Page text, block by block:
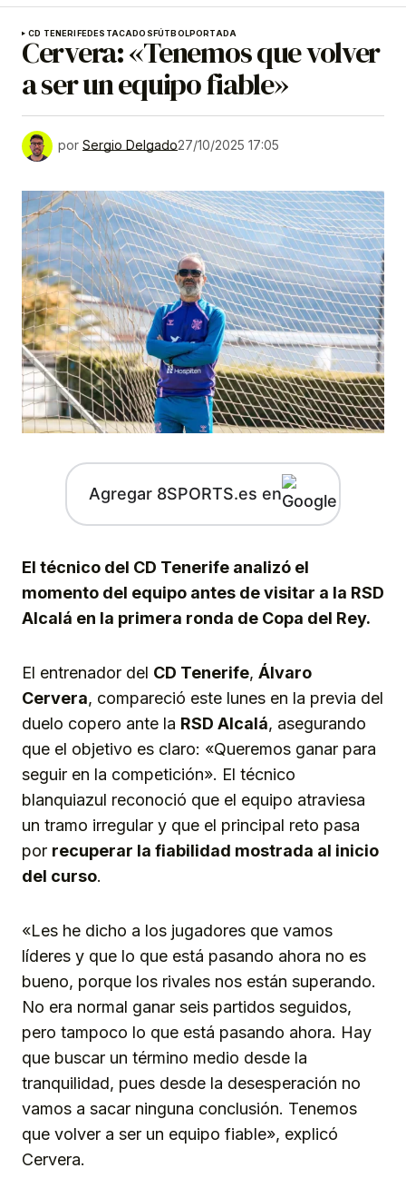
CD TENERIFEDESTACADOSFÚTBOLPORTADA
Cervera: «Tenemos que volver
a ser un equipo fiable»
por Sergio Delgado27/10/2025 17:05
Agregar 8SPORTS.es en
El técnico del CD Tenerife analizó el
momento del equipo antes de visitar a la RSD
Alcalá en la primera ronda de Copa del Rey.
El entrenador del CD Tenerife, Álvaro
Cervera, compareció este lunes en la previa del
duelo copero ante la RSD Alcalá, asegurando
que el objetivo es claro: «Queremos ganar para
seguir en la competición». El técnico
blanquiazul reconoció que el equipo atraviesa
un tramo irregular y que el principal reto pasa
por recuperar la fiabilidad mostrada al inicio
del curso.
«Les he dicho a los jugadores que vamos
líderes y que lo que está pasando ahora no es
bueno, porque los rivales nos están superando.
No era normal ganar seis partidos seguidos,
pero tampoco lo que está pasando ahora. Hay
que buscar un término medio desde la
tranquilidad, pues desde la desesperación no
vamos a sacar ninguna conclusión. Tenemos
que volver a ser un equipo fiable», explicó
Cervera.